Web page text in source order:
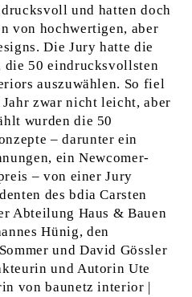
und hatten doch
von hochwertigen, aber
Die Jury hatte die
die 50 eindrucksvollsten
auszuwählen. So fiel
zwar nicht leicht, aber
wurden die 50
– darunter ein
ein Newcomer-
– von einer Jury
des bdia Carsten
Abteilung Haus & Bauen
Hünig, den
und David Gössler
und Autorin Ute
von baunetz interior |